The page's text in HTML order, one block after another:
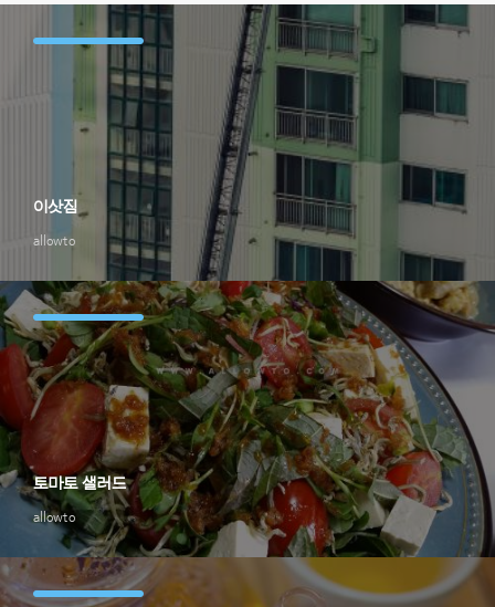
allowto
이삿짐
allowto
토마토 샐러드